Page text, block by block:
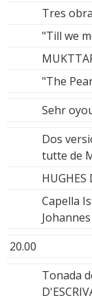
Tres
"Till we
"The
Sehr
Dos
tutte de
HUGHES
Capella
20.00
Tonada